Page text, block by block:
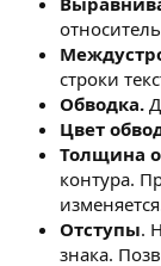
строки
Обводка.
Цвет
Толщина
контура.
Отступы.
знака.